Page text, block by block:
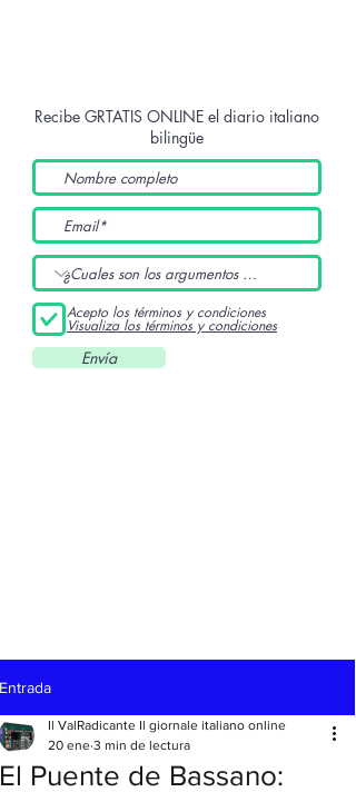
Recibe GRTATIS ONLINE el diario italiano
bilingüe
Acepto los términos y condiciones
Visualiza los términos y condiciones
Envía
Entrada
El Puente de Bassano:
Il ValRadicante Il giornale italiano online
20 ene 3 min de lectura